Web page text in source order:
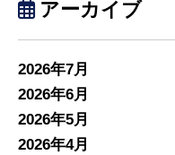
アーカイブ
2026年7月
2026年6月
2026年5月
2026年4月